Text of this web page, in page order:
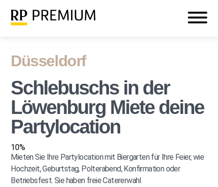
Login
Düsseldorf
Schlebuschs in der
Löwenburg Miete deine
Partylocation
10%
Mieten Sie Ihre Partylocation mit Biergarten für Ihre Feier, wie
Hochzeit, Geburtstag, Polterabend, Konfirmation oder
Betriebsfest. Sie haben freie Catererwahl